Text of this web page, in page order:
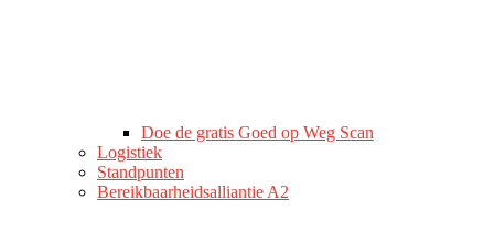
Doe de gratis Goed op Weg Scan
Logistiek
Standpunten
Bereikbaarheidsalliantie A2